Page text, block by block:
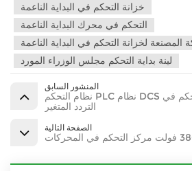
خزانة التحكم في البداية الناعمة
التحكم في محرك البداية الناعمة
المصنعة لخزانة التحكم في البداية الناعمة
لينة بداية التحكم مجلس الوزراء المورد
المنشور السابق
نظام التحكم PLC نظام DCS القابل للبرمجة لوحة التحكم في
التردد المتغير
الصفحة التالية